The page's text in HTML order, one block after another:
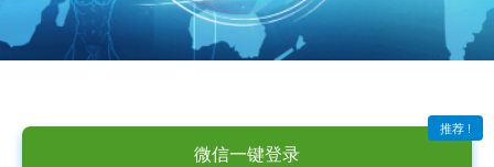
推荐 !
微信一键登录